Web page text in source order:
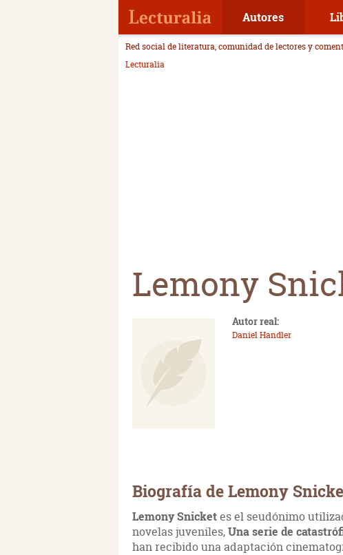
Autores
Red social de literatura, comunidad de lectores y
Lecturalia
Lemony
Autor real:
Daniel Handler
Biografía de Lemony
Lemony Snicketes el seudónimo
novelas juveniles,Una serie de
han recibido una adaptación